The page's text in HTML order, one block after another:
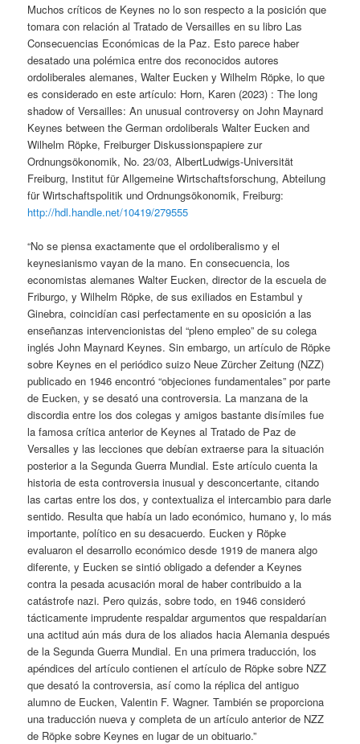
Muchos críticos de Keynes no lo son respecto a la posición que
tomara con relación al Tratado de Versailles en su libro Las
Consecuencias Económicas de la Paz. Esto parece haber
desatado una polémica entre dos reconocidos autores
ordoliberales alemanes, Walter Eucken y Wilhelm Röpke, lo que
es considerado en este artículo: Horn, Karen (2023) : The long
shadow of Versailles: An unusual controversy on John Maynard
Keynes between the German ordoliberals Walter Eucken and
Wilhelm Röpke, Freiburger Diskussionspapiere zur
Ordnungsökonomik, No. 23/03, AlbertLudwigs-Universität
Freiburg, Institut für Allgemeine Wirtschaftsforschung, Abteilung
für Wirtschaftspolitik und Ordnungsökonomik, Freiburg:
http://hdl.handle.net/10419/279555
“No se piensa exactamente que el ordoliberalismo y el
keynesianismo vayan de la mano. En consecuencia, los
economistas alemanes Walter Eucken, director de la escuela de
Friburgo, y Wilhelm Röpke, de sus exiliados en Estambul y
Ginebra, coincidían casi perfectamente en su oposición a las
enseñanzas intervencionistas del “pleno empleo” de su colega
inglés John Maynard Keynes. Sin embargo, un artículo de Röpke
sobre Keynes en el periódico suizo Neue Zürcher Zeitung (NZZ)
publicado en 1946 encontró “objeciones fundamentales” por parte
de Eucken, y se desató una controversia. La manzana de la
discordia entre los dos colegas y amigos bastante disímiles fue
la famosa crítica anterior de Keynes al Tratado de Paz de
Versalles y las lecciones que debían extraerse para la situación
posterior a la Segunda Guerra Mundial. Este artículo cuenta la
historia de esta controversia inusual y desconcertante, citando
las cartas entre los dos, y contextualiza el intercambio para darle
sentido. Resulta que había un lado económico, humano y, lo más
importante, político en su desacuerdo. Eucken y Röpke
evaluaron el desarrollo económico desde 1919 de manera algo
diferente, y Eucken se sintió obligado a defender a Keynes
contra la pesada acusación moral de haber contribuido a la
catástrofe nazi. Pero quizás, sobre todo, en 1946 consideró
tácticamente imprudente respaldar argumentos que respaldarían
una actitud aún más dura de los aliados hacia Alemania después
de la Segunda Guerra Mundial. En una primera traducción, los
apéndices del artículo contienen el artículo de Röpke sobre NZZ
que desató la controversia, así como la réplica del antiguo
alumno de Eucken, Valentin F. Wagner. También se proporciona
una traducción nueva y completa de un artículo anterior de NZZ
de Röpke sobre Keynes en lugar de un obituario.”